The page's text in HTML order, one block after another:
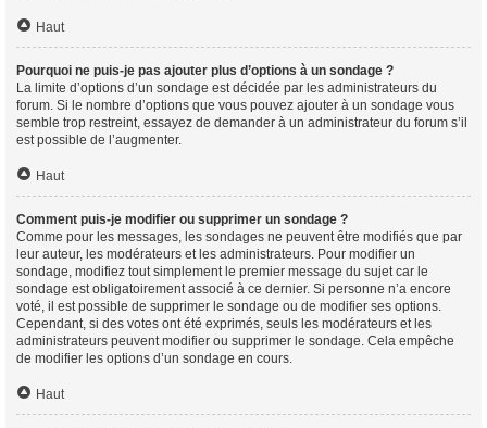
Haut
Pourquoi ne puis-je pas ajouter plus d’options à un sondage ?
La limite d’options d’un sondage est décidée par les administrateurs du
forum. Si le nombre d’options que vous pouvez ajouter à un sondage vous
semble trop restreint, essayez de demander à un administrateur du forum s’il
est possible de l’augmenter.
Haut
Comment puis-je modifier ou supprimer un sondage ?
Comme pour les messages, les sondages ne peuvent être modifiés que par
leur auteur, les modérateurs et les administrateurs. Pour modifier un
sondage, modifiez tout simplement le premier message du sujet car le
sondage est obligatoirement associé à ce dernier. Si personne n’a encore
voté, il est possible de supprimer le sondage ou de modifier ses options.
Cependant, si des votes ont été exprimés, seuls les modérateurs et les
administrateurs peuvent modifier ou supprimer le sondage. Cela empêche
de modifier les options d’un sondage en cours.
Haut